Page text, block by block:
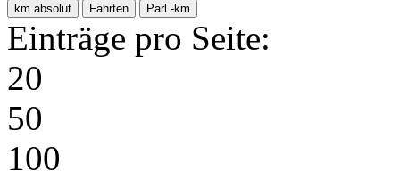
km absolut Fahrten Parl.-km
Einträge pro Seite:
20
50
100